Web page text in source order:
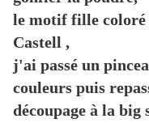
le motif fille coloré
Castell ,
j'ai passé un
couleurs puis
découpage à la big